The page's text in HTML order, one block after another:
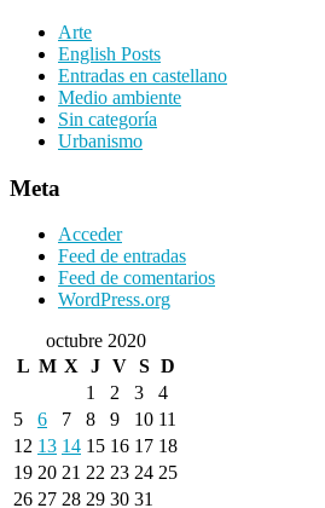
Arte
English Posts
Entradas en castellano
Medio ambiente
Sin categoría
Urbanismo
Meta
Acceder
Feed de entradas
Feed de comentarios
WordPress.org
octubre 2020
L M X J V S D
1
2 3
4
5
6 7 8 9 10 11
12 13 14 15 16 17 18
19 20 21 22 23 24 25
26 27 28 29 30 31